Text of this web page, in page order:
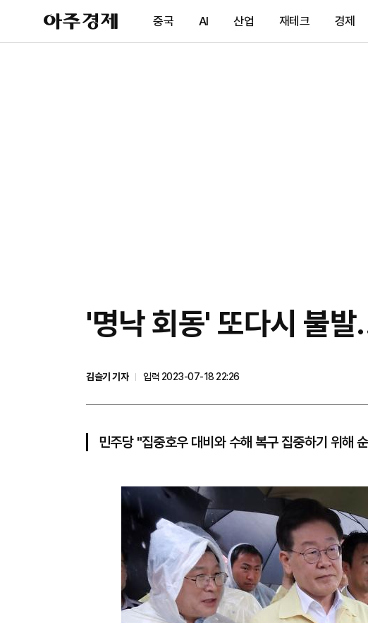
아
주
제
중국 AI 산업 재테크 경제
'명낙 회동' 또다시 불
김슬기 기자
입력 2023-07-18 22:26
민주당 "집중호우 대비와 수해 복구 집중하기 위해